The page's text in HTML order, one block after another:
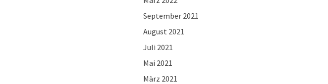
September 2021
August 2021
Juli 2021
Mai 2021
März 2021